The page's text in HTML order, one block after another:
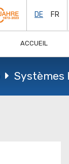
DE FR
ACCUEIL
Systèmes